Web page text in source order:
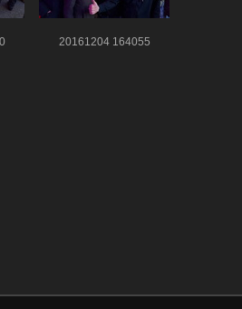
20161204 164055